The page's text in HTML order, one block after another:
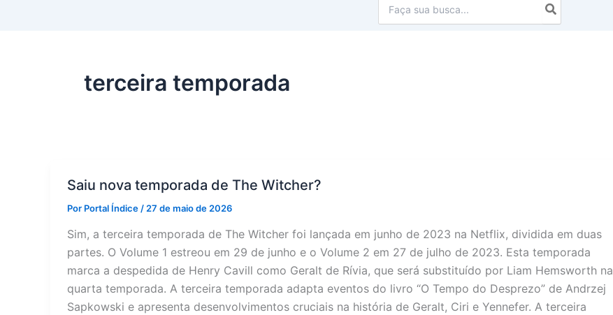
terceira temporada
Saiu nova temporada de The Witcher?
Por Portal Índice / 27 de maio de 2026
Sim, a terceira temporada de The Witcher foi lançada em junho de 2023 na Netflix, dividida em duas
partes. O Volume 1 estreou em 29 de junho e o Volume 2 em 27 de julho de 2023. Esta temporada
marca a despedida de Henry Cavill como Geralt de Rívia, que será substituído por Liam Hemsworth na
quarta temporada. A terceira temporada adapta eventos do livro “O Tempo do Desprezo” de Andrzej
Sapkowski e apresenta desenvolvimentos cruciais na história de Geralt, Ciri e Yennefer. A terceira